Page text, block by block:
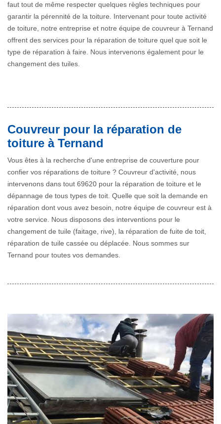
faut tout de même respecter quelques règles techniques pour
garantir la pérennité de la toiture. Intervenant pour toute activité
de toiture, notre entreprise et notre équipe de couvreur à Ternand
offrent des services pour la réparation de toiture quel que soit le
type de réparation à faire. Nous intervenons également pour le
changement des tuiles.
Couvreur pour la réparation de
toiture à Ternand
Vous êtes à la recherche d'une entreprise de couverture pour
confier vos réparations de toiture ? Couvreur d'activité, nous
intervenons dans tout 69620 pour la réparation de toiture et le
dépannage de tous types de toit. Quelle que soit la demande en
réparation dont vous avez besoin, notre équipe de couvreur est à
votre service. Nous disposons des interventions pour le
changement de tuile (faitage, rive), la réparation de fuite de toit,
réparation de tuile cassée ou déplacée. Nous sommes sur
Ternand pour toutes vos demandes.